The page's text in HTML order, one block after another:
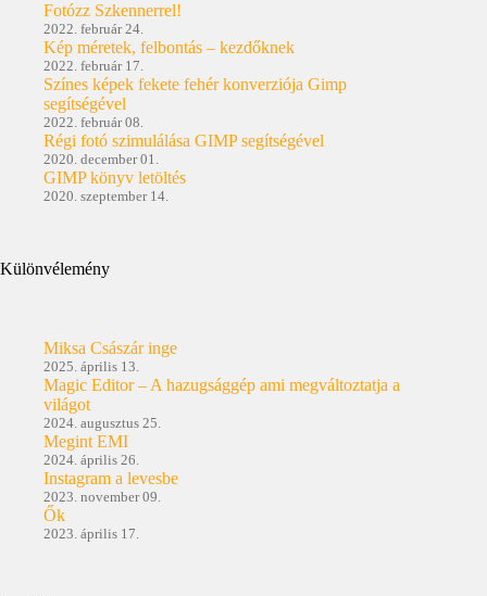
Fotózz Szkennerrel!
2022. február 24.
Kép méretek, felbontás – kezdőknek
2022. február 17.
Színes képek fekete fehér konverziója Gimp
segítségével
2022. február 08.
Régi fotó szimulálása GIMP segítségével
2020. december 01.
GIMP könyv letöltés
2020. szeptember 14.
Különvélemény
Miksa Császár inge
2025. április 13.
Magic Editor – A hazugsággép ami megváltoztatja a
világot
2024. augusztus 25.
Megint EMI
2024. április 26.
Instagram a levesbe
2023. november 09.
Ők
2023. április 17.